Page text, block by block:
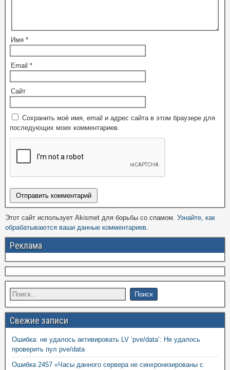
Имя *
Email *
Сайт
Сохранить моё имя, email и адрес сайта в этом браузере для
последующих моих комментариев.
Этот сайт использует Akismet для борьбы со спамом. Узнайте, как
обрабатываются ваши данные комментариев.
Реклама
Свежие записи
Ошибка: не удалось активировать LV ‘pve/data’: Не удалось
проверить пул pve/data
Ошибка 2457 «Часы данного сервера не синхронизированы с